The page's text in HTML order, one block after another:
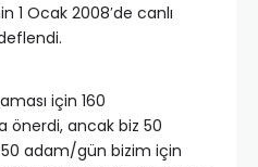
1 Ocak 2008′de canlı
için 160
önerdi, ancak biz 50
adam/gün bizim için